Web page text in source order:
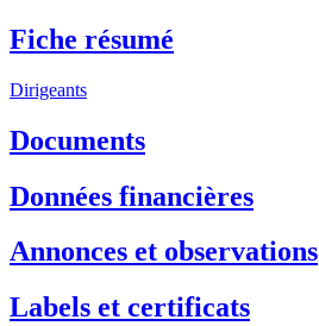
Fiche résumé
Dirigeants
Documents
Données financières
Annonces et observations
Labels et certificats